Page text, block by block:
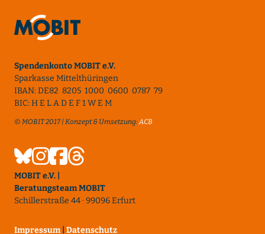
Spendenkonto MOBIT e.V.
Sparkasse Mittelthüringen
IBAN: DE82 8205 1000 0600 0787 79
BIC: H E L A D E F 1 W E M
© MOBIT 2017 | Konzept & Umsetzung:ACB
MOBIT e.V. |
Beratungsteam MOBIT
Schillerstraße 44 · 99096 Erfurt
Impressum Datenschutz